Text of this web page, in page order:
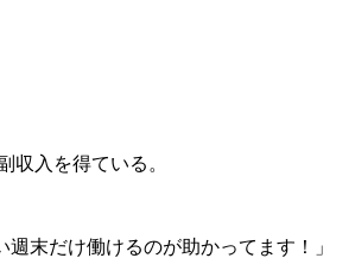
収入を得ている。
末だけ働けるのが助かってます！」